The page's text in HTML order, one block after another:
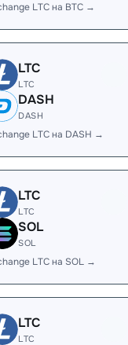
LTC на BTC →
LTC
LTC
DASH
DASH
LTC на DASH →
LTC
LTC
SOL
SOL
LTC на SOL →
LTC
LTC